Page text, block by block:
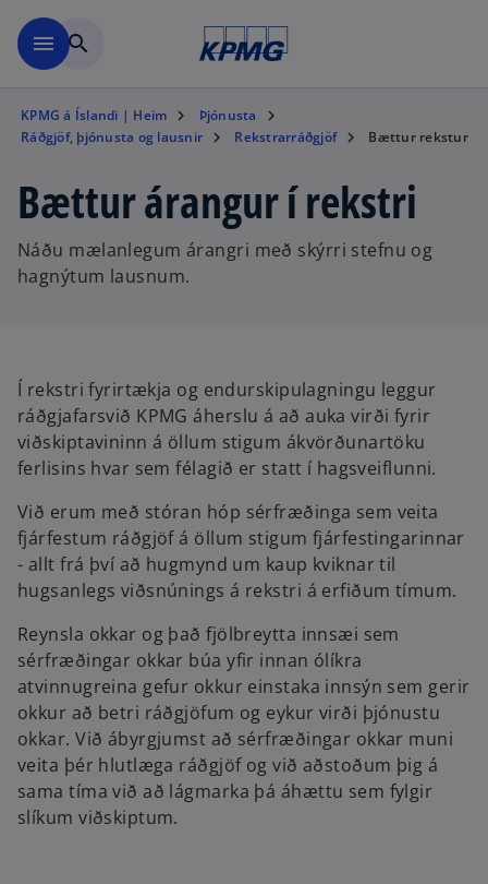
menu search
KPMG á Íslandi | Heim
Þjónusta
Ráðgjöf, þjónusta og lausnir
Rekstrarráðgjöf Bættur rekstur
Bættur árangur í rekstri
Náðu mælanlegum árangri með skýrri stefnu og
hagnýtum lausnum.
Í rekstri fyrirtækja og endurskipulagningu leggur
ráðgjafarsvið KPMG áherslu á að auka virði fyrir
viðskiptavininn á öllum stigum ákvörðunartöku
ferlisins hvar sem félagið er statt í hagsveiflunni.
Við erum með stóran hóp sérfræðinga sem veita
fjárfestum ráðgjöf á öllum stigum fjárfestingarinnar
- allt frá því að hugmynd um kaup kviknar til
hugsanlegs viðsnúnings á rekstri á erfiðum tímum.
Reynsla okkar og það fjölbreytta innsæi sem
sérfræðingar okkar búa yfir innan ólíkra
atvinnugreina gefur okkur einstaka innsýn sem gerir
okkur að betri ráðgjöfum og eykur virði þjónustu
okkar. Við ábyrgjumst að sérfræðingar okkar muni
veita þér hlutlæga ráðgjöf og við aðstoðum þig á
sama tíma við að lágmarka þá áhættu sem fylgir
slíkum viðskiptum.